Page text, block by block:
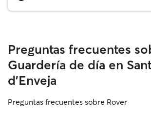
Preguntas frecuentes
Guardería de día en
d'Enveja
Preguntas frecuentes sobre Rover